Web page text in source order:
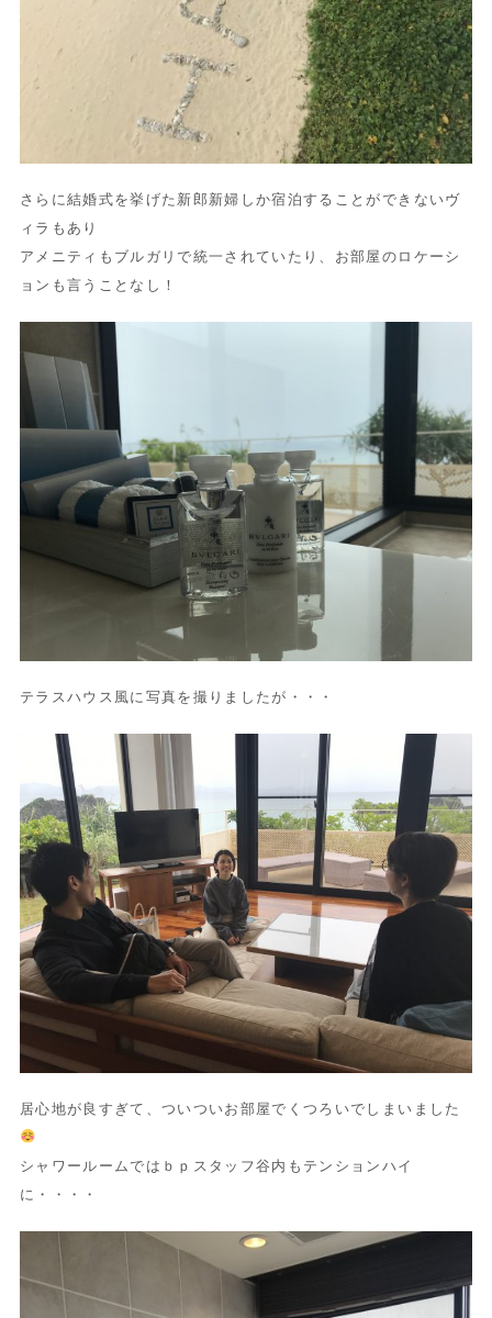
さらに結婚式を挙げた新郎新婦しか宿泊することができないヴ
ィラもあり
アメニティもブルガリで統一されていたり、お部屋のロケーシ
ョンも言うことなし！
テラスハウス風に写真を撮りましたが・・・
居心地が良すぎて、ついついお部屋でくつろいでしまいました
シャワールームではｂｐスタッフ谷内もテンションハイ
に・・・・